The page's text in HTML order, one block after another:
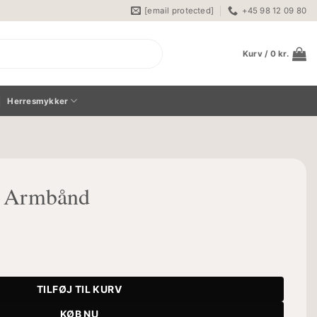
[email protected] +45 98 12 09 80
Kurv / 0kr.
Herresmykker
TILFØJ TIL KURV
KØB NU